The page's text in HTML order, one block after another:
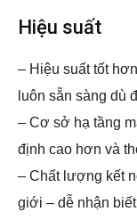
Hiệu suất
– Hiệu suất tốt
luôn sẵn sàng dù
– Cơ sở hạ tầng
định cao hơn và
– Chất lượng kết
giới – dễ nhận